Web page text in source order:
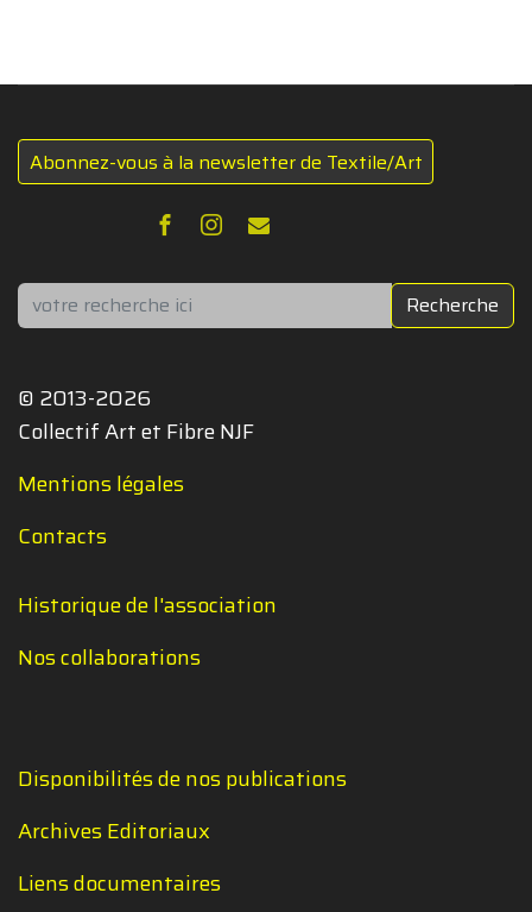
Abonnez-vous à la newsletter de Textile/Art
Rechercher Recherche
© 2013-2026
Collectif Art et Fibre NJF
Mentions légales
Contacts
Historique de l'association
Nos collaborations
Disponibilités de nos publications
Archives Editoriaux
Liens documentaires